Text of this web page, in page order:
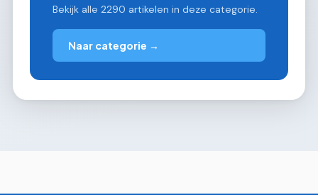
Bekijk alle 2290 artikelen in deze categorie.
Naar categorie →